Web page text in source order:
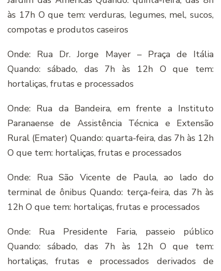
às 17h O que tem: verduras, legumes, mel, sucos,
compotas e produtos caseiros
Onde: Rua Dr. Jorge Mayer – Praça de Itália
Quando: sábado, das 7h às 12h O que tem:
hortaliças, frutas e processados
Onde: Rua da Bandeira, em frente a Instituto
Paranaense de Assistência Técnica e Extensão
Rural (Emater) Quando: quarta-feira, das 7h às 12h
O que tem: hortaliças, frutas e processados
Onde: Rua São Vicente de Paula, ao lado do
terminal de ônibus Quando: terça-feira, das 7h às
12h O que tem: hortaliças, frutas e processados
Onde: Rua Presidente Faria, passeio público
Quando: sábado, das 7h às 12h O que tem:
hortaliças, frutas e processados derivados de